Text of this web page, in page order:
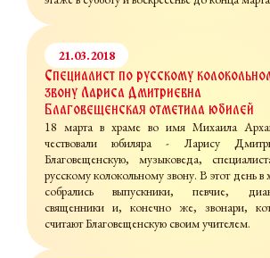
21.03.2018
Специалист по русскому
звону Лариса Дмитриевна
Благовещенская отметила юбилей
18 марта в храме во имя Михаила
чествовали юбиляра - Ларису
Благовещенскую, музыковеда,
русскому колокольному звону. В этот день в
собрались выпускники, певчие,
священники и, конечно же, звонари,
считают Благовещенскую своим учителем.